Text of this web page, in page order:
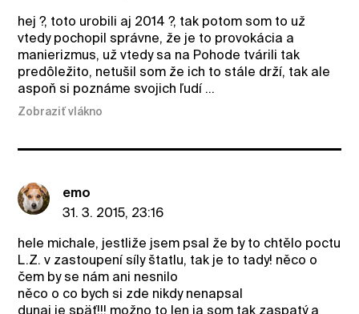
hej ?, toto urobili aj 2014 ?, tak potom som to už
vtedy pochopil správne, že je to provokácia a
manierizmus, už vtedy sa na Pohode tvárili tak
predôležito, netušil som že ich to stále drží, tak ale
aspoň si poznáme svojich ľudí ...
Zobraziť vlákno
emo
31. 3. 2015, 23:16
hele michale, jestliže jsem psal že by to chtělo poctu
L.Z. v zastoupení síly štatlu, tak je to tady! něco o
čem by se nám ani nesnilo
něco o co bych si zde nikdy nenapsal
dunaj je späť!!! možno to len ja som tak zaspatý a